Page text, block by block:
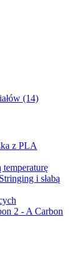
(14)
z PLA
i słabą
2 - A Carbon